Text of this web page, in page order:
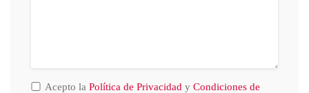
Acepto la Política de Privacidad y Condiciones de